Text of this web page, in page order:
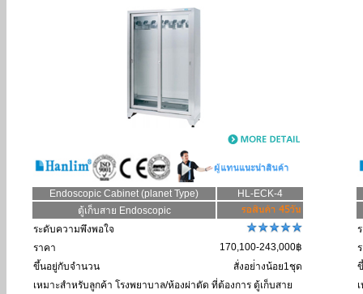
Endoscopic Cabinet (planet Type)
HL-ECK-4
ตู้เก็บสาย Endoscopic
ระดับความพึงพอใจ
ราคา
170,100-243,000฿
ขึ้นอยู่กับจำนวน
สั่งอย่่างน้อย1ชุด
เหมาะสำหรับลูกค้า โรงพยาบาล/ห้องผ่าตัด ที่ต้องการ ตู้เก็บสาย